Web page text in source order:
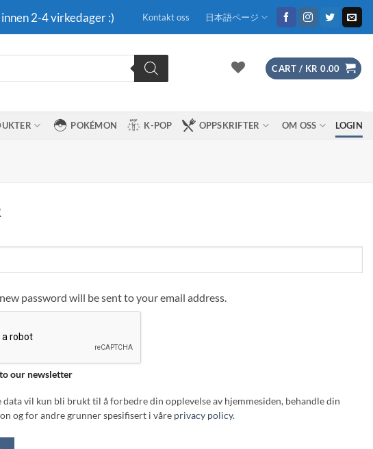
2-4 virkedager :) Kontakt oss 日本語ページ
CART / KR 0.00
POKÉMON K-POP OPPSKRIFTER OM OSS LOGIN
password will be sent to your email address.
our newsletter
data vil kun bli brukt til å forbedre din opplevelse av hjemmesiden, behandle din
og for andre grunner spesifisert i våre privacy policy.